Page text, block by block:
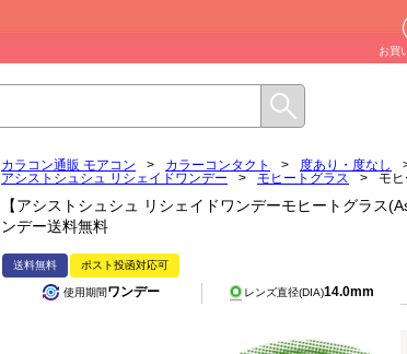
お買
カラコン通販 モアコン > カラーコンタクト > 度あり・度なし
アシストシュシュ リシェイドワンデー
> モヒートグラス > モ
【アシストシュシュ リシェイドワンデーモヒートグラス
ンデー送料無料
送料無料 ポスト投函対応可
使用期間ワンデー レンズ直径(DIA)14.0mm